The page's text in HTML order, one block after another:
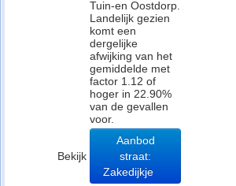
Tuin-en Oostdorp.
Landelijk gezien
komt een
dergelijke
afwijking van het
gemiddelde met
factor 1.12 of
hoger in 22.90%
van de gevallen
voor.
Bekijk
Aanbod
straat:
Zakedijkje